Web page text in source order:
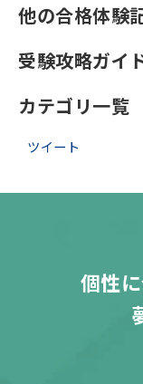
他の合格体験
受験攻略ガイ
カテゴリ一覧
ツイート
個性